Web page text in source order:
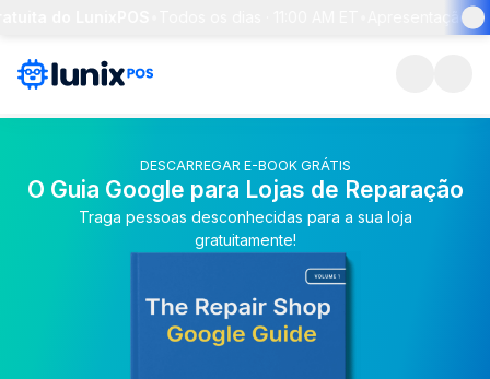
Apresentação
DESCARREGAR E-BOOK GRÁTIS
O Guia Google para Lojas de Reparação
Traga pessoas desconhecidas para a sua loja
gratuitamente!